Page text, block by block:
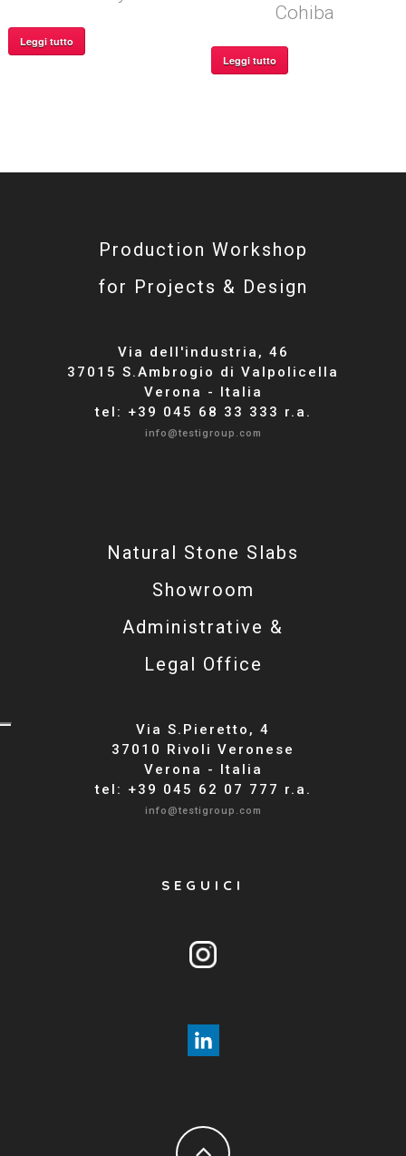
Leggi tutto
Cohiba
Leggi tutto
Production Workshop
for Projects & Design
Via dell'industria, 46
37015 S.Ambrogio di Valpolicella
Verona - Italia
tel: +39 045 68 33 333 r.a.
info@testigroup.com
Natural Stone Slabs
Showroom
Administrative &
Legal Office
Via S.Pieretto, 4
37010 Rivoli Veronese
Verona - Italia
tel: +39 045 62 07 777 r.a.
info@testigroup.com
SEGUICI